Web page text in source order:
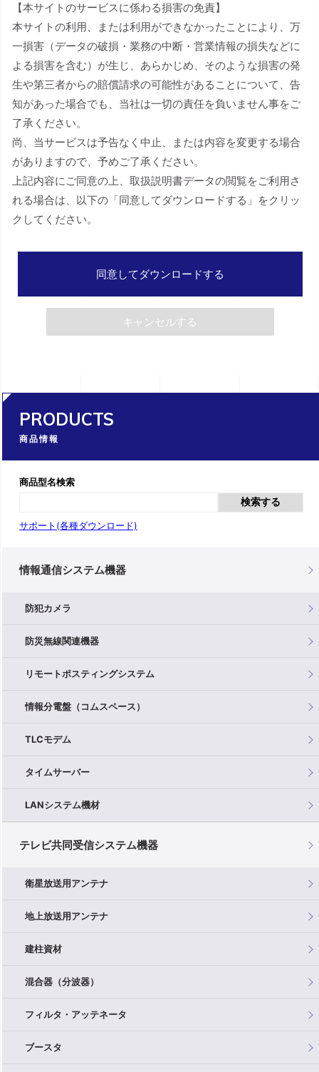
PRODUCTS
商品情報
商品型名検索
検索する
サポート(各種ダウンロード)
情報通信システム機器
防犯カメラ
防災無線関連機器
リモートポスティングシステム
情報分電盤（コムスペース）
TLCモデム
タイムサーバー
LANシステム機材
テレビ共同受信システム機器
衛星放送用アンテナ
地上放送用アンテナ
建柱資材
混合器（分波器）
フィルタ・アッテネータ
ブースタ
【本サイトのサービスに係わる損害の免責】
本サイトの利用、または利用ができなかったことにより、万
一損害（データの破損・業務の中断・営業情報の損失などに
よる損害を含む）が生じ、あらかじめ、そのような損害の発
生や第三者からの賠償請求の可能性があることについて、告
知があった場合でも、当社は一切の責任を負いません事をご
了承ください。
尚、当サービスは予告なく中止、または内容を変更する場合
がありますので、予めご了承ください。
上記内容にご同意の上、取扱説明書データの閲覧をご利用さ
れる場合は、以下の「同意してダウンロードする」をクリッ
クしてください。
同意してダウンロードする
キャンセルする